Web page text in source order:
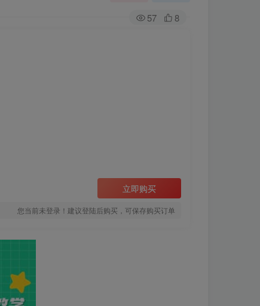
57 8
立即购买
您当前未登录！建议登陆后购买，可保存购买订单